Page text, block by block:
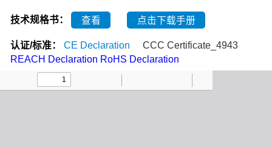
技术规格书： 查看 点击下载手册
认证/标准： CE Declaration
CCC Certificate_4943
REACH Declaration RoHS Declaration